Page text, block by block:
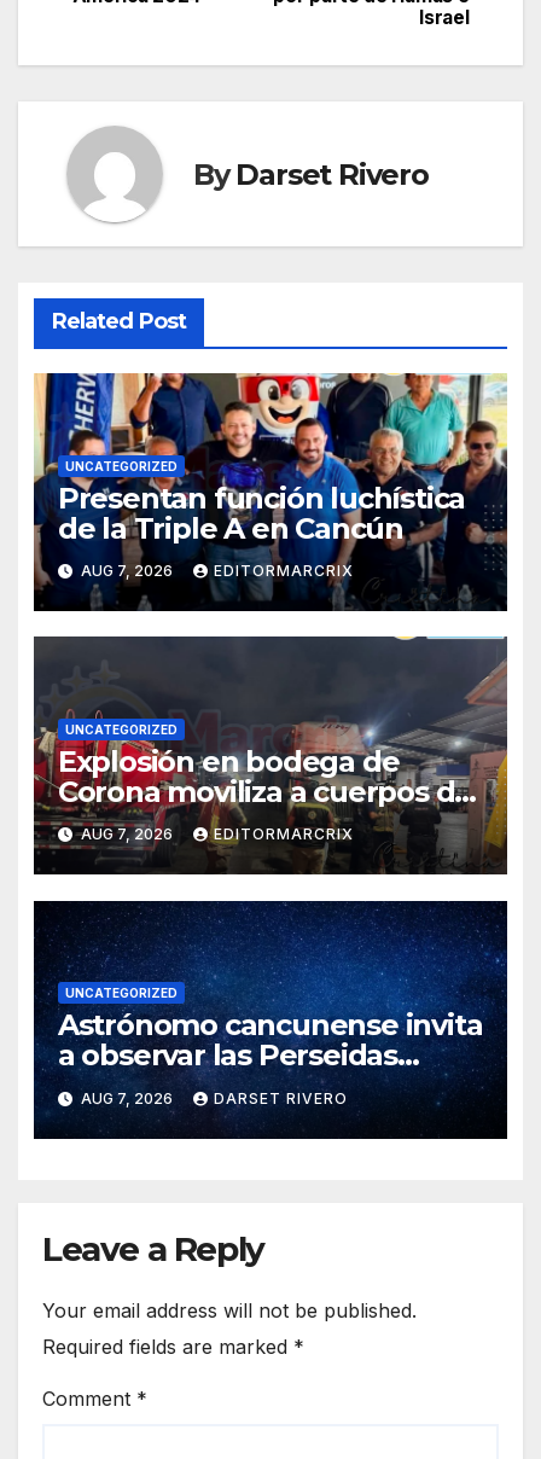
Israel
ByDarset Rivero
Related Post
UNCATEGORIZED
Presentan función luchística
de la Triple A en Cancún
AUG 7, 2026 EDITORMARCRIX
UNCATEGORIZED
Explosión en bodega de
Corona moviliza a cuerpos de
emergencia en Cancún
AUG 7, 2026 EDITORMARCRIX
UNCATEGORIZED
Astrónomo cancunense invita
a observar las Perseidas
mientras participa en misión
científica por eclipse solar en
España
AUG 7, 2026 DARSET RIVERO
Leave a Reply
Your email address will not be published.
Required fields are marked *
Comment *